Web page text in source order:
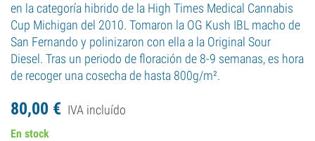
en la categoría hibrido de la High Times Medical Cannabis
Cup Michigan del 2010. Tomaron la OG Kush IBL macho de
San Fernando y polinizaron con ella a la Original Sour
Diesel. Tras un periodo de floración de 8-9 semanas, es hora
de recoger una cosecha de hasta 800g/m².
80,00 € IVA incluído
En stock